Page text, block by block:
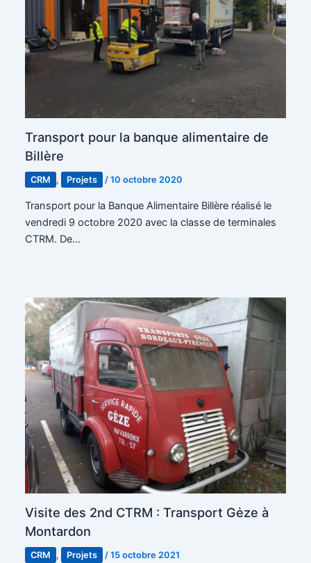
Transport pour la banque alimentaire de
Billère
CRM , Projets /10 octobre 2020
Transport pour la Banque Alimentaire Billère réalisé le
vendredi 9 octobre 2020 avec la classe de terminales
CTRM. De…
Visite des 2nd CTRM : Transport Gėze à
Montardon
CRM , Projets /15 octobre 2021